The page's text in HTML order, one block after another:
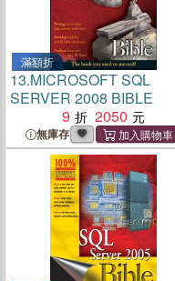
滿額折
13.MICROSOFT SQL
SERVER 2008 BIBLE
9
2050
無庫存